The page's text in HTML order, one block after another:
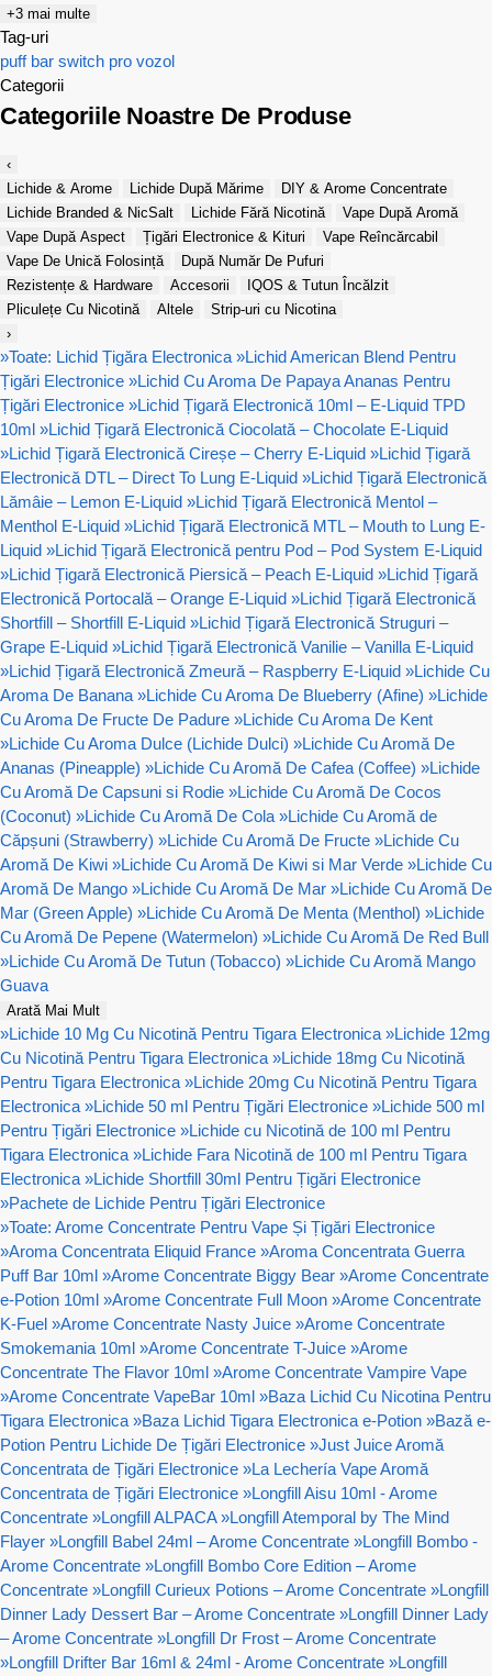
+3 mai multe
Tag-uri
puff bar switch pro vozol
Categorii
Categoriile Noastre De Produse
‹
Lichide & Arome
Lichide După Mărime
DIY & Arome Concentrate
Lichide Branded & NicSalt
Lichide Fără Nicotină
Vape După Aromă
Vape După Aspect
Țigări Electronice & Kituri
Vape Reîncărcabil
Vape De Unică Folosință
După Număr De Pufuri
Rezistențe & Hardware
Accesorii
IQOS & Tutun Încălzit
Pliculețe Cu Nicotină
Altele
Strip-uri cu Nicotina
›
»Toate: Lichid Țigăra Electronica »Lichid American Blend Pentru
Țigări Electronice »Lichid Cu Aroma De Papaya Ananas Pentru
Țigări Electronice »Lichid Țigară Electronică 10ml – E-Liquid TPD
10ml »Lichid Țigară Electronică Ciocolată – Chocolate E-Liquid
»Lichid Țigară Electronică Cireșe – Cherry E-Liquid »Lichid Țigară
Electronică DTL – Direct To Lung E-Liquid »Lichid Țigară Electronică
Lămâie – Lemon E-Liquid »Lichid Țigară Electronică Mentol –
Menthol E-Liquid »Lichid Țigară Electronică MTL – Mouth to Lung E-
Liquid »Lichid Țigară Electronică pentru Pod – Pod System E-Liquid
»Lichid Țigară Electronică Piersică – Peach E-Liquid »Lichid Țigară
Electronică Portocală – Orange E-Liquid »Lichid Țigară Electronică
Shortfill – Shortfill E-Liquid »Lichid Țigară Electronică Struguri –
Grape E-Liquid »Lichid Țigară Electronică Vanilie – Vanilla E-Liquid
»Lichid Țigară Electronică Zmeură – Raspberry E-Liquid »Lichide Cu
Aroma De Banana »Lichide Cu Aroma De Blueberry (Afine) »Lichide
Cu Aroma De Fructe De Padure »Lichide Cu Aroma De Kent
»Lichide Cu Aroma Dulce (Lichide Dulci) »Lichide Cu Aromă De
Ananas (Pineapple) »Lichide Cu Aromă De Cafea (Coffee) »Lichide
Cu Aromă De Capsuni si Rodie »Lichide Cu Aromă De Cocos
(Coconut) »Lichide Cu Aromă De Cola »Lichide Cu Aromă de
Căpșuni (Strawberry) »Lichide Cu Aromă De Fructe »Lichide Cu
Aromă De Kiwi »Lichide Cu Aromă De Kiwi si Mar Verde »Lichide Cu
Aromă De Mango »Lichide Cu Aromă De Mar »Lichide Cu Aromă De
Mar (Green Apple) »Lichide Cu Aromă De Menta (Menthol) »Lichide
Cu Aromă De Pepene (Watermelon) »Lichide Cu Aromă De Red Bull
»Lichide Cu Aromă De Tutun (Tobacco) »Lichide Cu Aromă Mango
Guava
Arată Mai Mult
»Lichide 10 Mg Cu Nicotină Pentru Tigara Electronica »Lichide 12mg
Cu Nicotină Pentru Tigara Electronica »Lichide 18mg Cu Nicotină
Pentru Tigara Electronica »Lichide 20mg Cu Nicotină Pentru Tigara
Electronica »Lichide 50 ml Pentru Țigări Electronice »Lichide 500 ml
Pentru Țigări Electronice »Lichide cu Nicotină de 100 ml Pentru
Tigara Electronica »Lichide Fara Nicotină de 100 ml Pentru Tigara
Electronica »Lichide Shortfill 30ml Pentru Țigări Electronice
»Pachete de Lichide Pentru Țigări Electronice
»Toate: Arome Concentrate Pentru Vape Și Țigări Electronice
»Aroma Concentrata Eliquid France »Aroma Concentrata Guerra
Puff Bar 10ml »Arome Concentrate Biggy Bear »Arome Concentrate
e-Potion 10ml »Arome Concentrate Full Moon »Arome Concentrate
K-Fuel »Arome Concentrate Nasty Juice »Arome Concentrate
Smokemania 10ml »Arome Concentrate T-Juice »Arome
Concentrate The Flavor 10ml »Arome Concentrate Vampire Vape
»Arome Concentrate VapeBar 10ml »Baza Lichid Cu Nicotina Pentru
Tigara Electronica »Baza Lichid Tigara Electronica e-Potion »Bază e-
Potion Pentru Lichide De Țigări Electronice »Just Juice Aromă
Concentrata de Țigări Electronice »La Lechería Vape Aromă
Concentrata de Țigări Electronice »Longfill Aisu 10ml - Arome
Concentrate »Longfill ALPACA »Longfill Atemporal by The Mind
Flayer »Longfill Babel 24ml – Arome Concentrate »Longfill Bombo -
Arome Concentrate »Longfill Bombo Core Edition – Arome
Concentrate »Longfill Curieux Potions – Arome Concentrate »Longfill
Dinner Lady Dessert Bar – Arome Concentrate »Longfill Dinner Lady
– Arome Concentrate »Longfill Dr Frost – Arome Concentrate
»Longfill Drifter Bar 16ml & 24ml - Arome Concentrate »Longfill